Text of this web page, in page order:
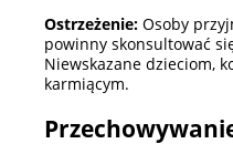
Ostrzeżenie: Osoby
powinny skonsultować
Niewskazane dzieciom,
karmiącym.